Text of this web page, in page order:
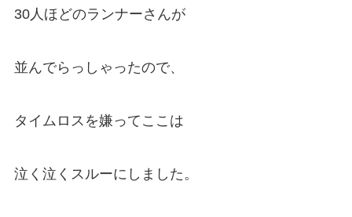
30人ほどのランナーさんが
並んでらっしゃったので、
タイムロスを嫌ってここは
泣く泣くスルーにしました。